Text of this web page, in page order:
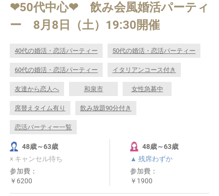
❤50代中心❤ 飲み会風婚活パーティ
ー 8月8日（土）19:30開催
40代の婚活・恋活パーティー 50代の婚活・恋活パーティー
60代の婚活・恋活パーティー イタリアンコース付き
友達から恋人へ 和泉市 女性急募中
席替えタイム有り 飲み放題90分付き
恋活パーティー一覧
48歳～63歳
× キャンセル待ち
参加費：
￥6200
48歳～63歳
▲ 残席わずか
参加費：
￥1900